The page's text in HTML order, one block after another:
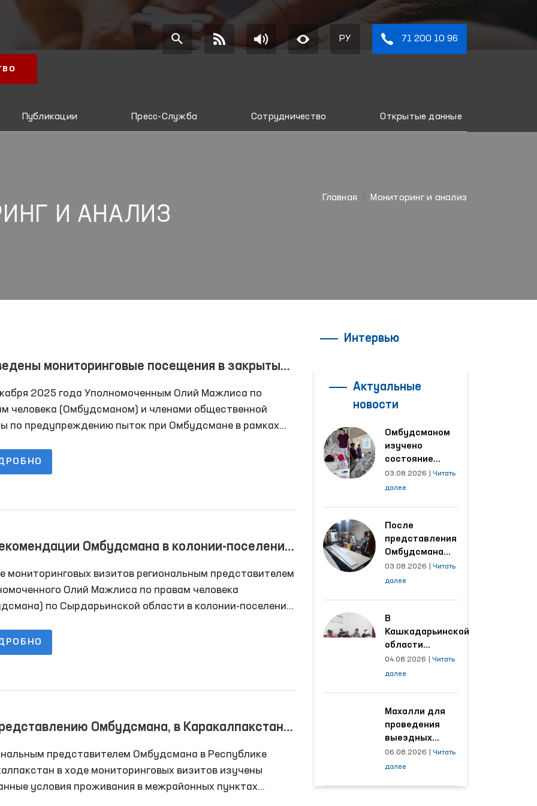
РУ 71 200 10 96
Публикации Пресс-Служба Сотрудничество Открытые данные
И АНАЛИЗ
Главная Мониторинг и анализ
мониторинговые посещения в закрытые
Самаркандской области
2025 года Уполномоченным Олий Мажлиса по
человека (Омбудсманом) и членами общественной
по предупреждению пыток при Омбудсмане в рамках
визиты в ряд закрытых учреждений по
лиц с ограниченной свободой передвижения
Омбудсмана в колонии-поселении
области для осуждённых
комнаты для длительных свиданий
мониторинговых визитов региональным представителем
Олий Мажлиса по правам человека
по Сырдарьинской области в колонии-поселении
свиданий.
Омбудсмана, в Каракалпакстане
меры по переносу
требующих ремонта
представителем Омбудсмана в Республике
в ходе мониторинговых визитов изучены
условия проживания в межрайонных пунктах
Интервью
Актуальные
новости
Омбудсманом
изучено
состояние
женщины,
пострадавшей от
области
03.08.2026
Читать
далее
После
представления
Омбудсмана
улучшены
условия на
трудятся
осуждённые
03.08.2026
Читать
далее
В
Кашкадарьинской
области
налажена
адресная работа
наибольшее
количество
обращений
04.08.2026
Читать
далее
Махалли для
проведения
выездных
приёмов
определяются
06.08.2026
Читать
далее